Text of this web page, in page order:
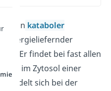
ist ein kataboler
energieliefernder
Er findet bei fast allen
statt, im Zytosol einer
handelt sich bei der